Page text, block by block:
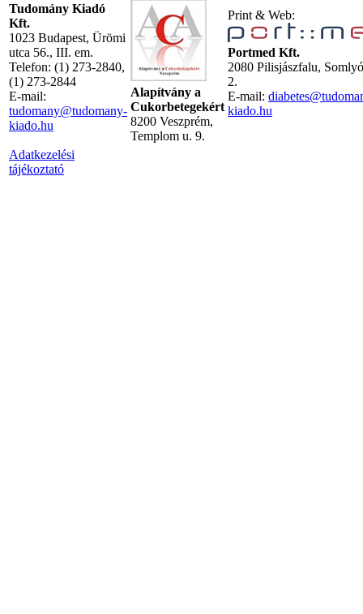
Tudomány Kiadó
Kft.
1023 Budapest, Ürömi
utca 56., III. em.
Telefon: (1) 273-2840,
(1) 273-2844
E-mail:
tudomany@tudomany-
kiado.hu
Adatkezelési
tájékoztató
Alapítvány a
Cukorbetegekért
8200 Veszprém,
Templom u. 9.
Print & Web:
Portmed Kft.
2080 Pilisjászfalu,
2.
E-mail:
kiado.hu